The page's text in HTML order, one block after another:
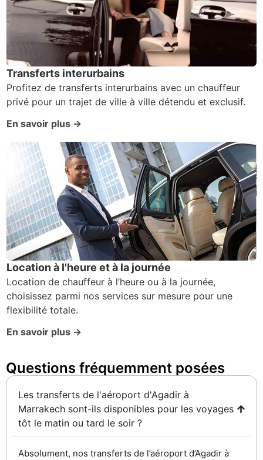
Transferts interurbains
Profitez de transferts interurbains avec un chauffeur
privé pour un trajet de ville à ville détendu et exclusif.
En savoir plus →
Location à l'heure et à la journée
Location de chauffeur à l’heure ou à la journée,
choisissez parmi nos services sur mesure pour une
flexibilité totale.
En savoir plus →
Questions fréquemment posées ​
Les transferts de l'aéroport d'Agadir à
Marrakech sont-ils disponibles pour les voyages
tôt le matin ou tard le soir ?
Absolument, nos transferts de l’aéroport d’Agadir à